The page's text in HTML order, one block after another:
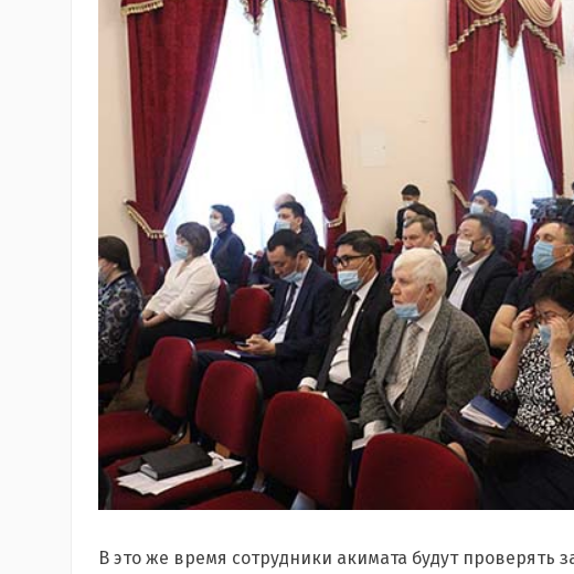
В это же время сотрудники акимата будут проверять